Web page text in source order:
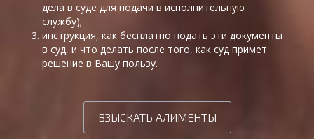
дела в суде для подачи в исполнительную
службу);
инструкция, как бесплатно подать эти документы
в суд, и что делать после того, как суд примет
решение в Вашу пользу.
ВЗЫСКАТЬ АЛИМЕНТЫ